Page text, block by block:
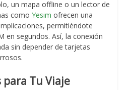
un mapa offline o un lector de
como Yesim ofrecen una
permitiéndote
en segundos. Así, la conexión
sin depender de tarjetas
para Tu Viaje